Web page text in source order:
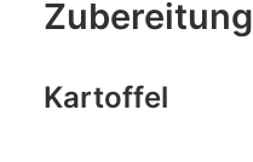
Zubereitung
Kartoffel